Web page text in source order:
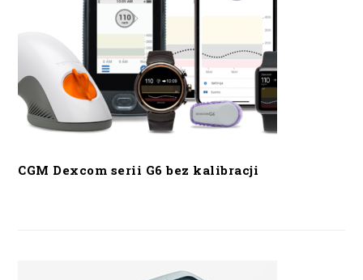
CGM Dexcom serii G6 bez kalibracji